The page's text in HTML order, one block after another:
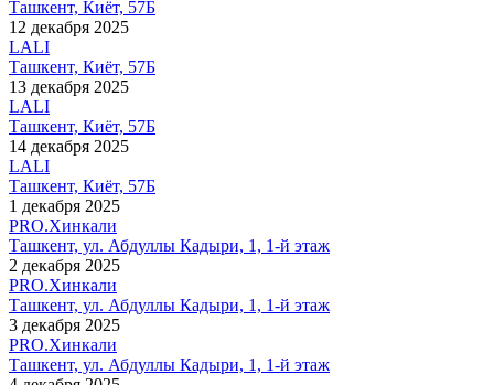
Ташкент, Киёт, 57Б
12 декабря 2025
LALI
Ташкент, Киёт, 57Б
13 декабря 2025
LALI
Ташкент, Киёт, 57Б
14 декабря 2025
LALI
Ташкент, Киёт, 57Б
1 декабря 2025
PRO.Хинкали
Ташкент, ул. Абдуллы Кадыри, 1, 1-й этаж
2 декабря 2025
PRO.Хинкали
Ташкент, ул. Абдуллы Кадыри, 1, 1-й этаж
3 декабря 2025
PRO.Хинкали
Ташкент, ул. Абдуллы Кадыри, 1, 1-й этаж